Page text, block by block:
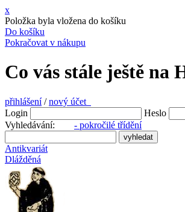
x
Položka byla vložena do košíku
Do košíku
Pokračovat v nákupu
Co vás stále ještě
přihlášení/nový účet
Login
Heslo
Vyhledávání: - pokročilé třídění
Antikvariát
Dlážděná